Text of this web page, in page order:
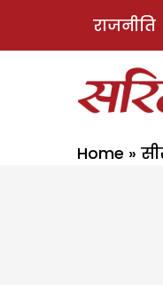
राजनीति
Home »